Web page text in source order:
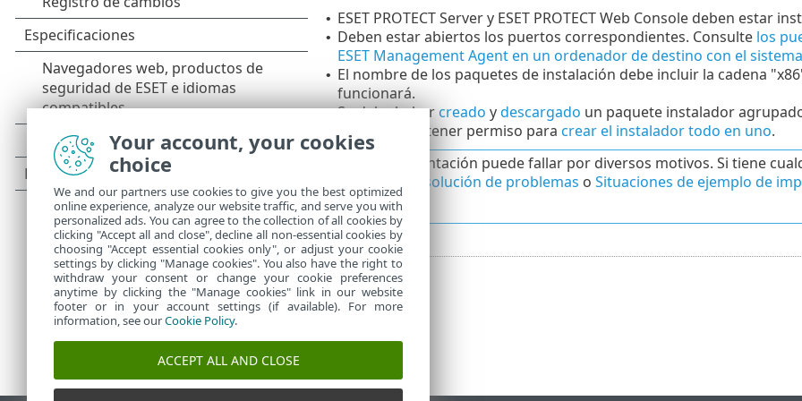
• ESET PROTECT Server y ESET PROTECT Web Console deben estar
• Deben estar abiertos los puertos correspondientes. Consulte los
ESET Management Agent en un ordenador de destino con el
• El nombre de los paquetes de instalación debe incluir la cadena
funcionará.
• Se debe habercreado ydescargado un paquete instalador
Es necesario tener permiso para crear el instalador todo en uno.
La implementación puede fallar por diversos motivos. Si tiene
capítulo Resolución de problemas o Situaciones de ejemplo de
verificadas
Your account, your cookies
choice
We and our partners use cookies to give you the best optimized
online experience, analyze our website traffic, and serve you with
personalized ads. You can agree to the collection of all cookies by
clicking "Accept all and close", decline all non-essential cookies by
choosing "Accept essential cookies only", or adjust your cookie
settings by clicking "Manage cookies". You also have the right to
withdraw your consent or change your cookie preferences
anytime by clicking the "Manage cookies" link in our website
footer or in your account settings (if available). For more
information, see ourCookie Policy.
ACCEPT ALL AND CLOSE